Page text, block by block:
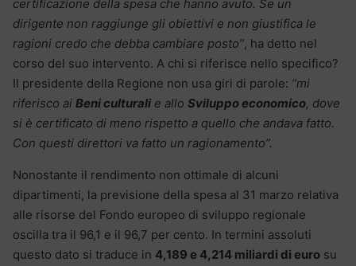
certificazione della spesa che hanno avuto. Se un
dirigente non raggiunge gli obiettivi e non giustifica le
ragioni credo che debba cambiare posto”, ha detto nel
corso del suo intervento. A chi si riferisce nello specifico?
Il presidente della Regione non usa giri di parole: “mi
riferisco ai Beni culturali e allo Sviluppo economico, dove
si è certificato di meno rispetto a quello che andava fatto.
Con questi direttori va fatto un ragionamento”.
Nonostante il rendimento non ottimale di alcuni
dipartimenti, la previsione della spesa al 31 marzo relativa
alle risorse del Fondo europeo di sviluppo regionale
oscilla tra il 96,1 e il 96,7 per cento. In termini assoluti
questo dato si traduce in 4,189 e 4,214 miliardi di euro su